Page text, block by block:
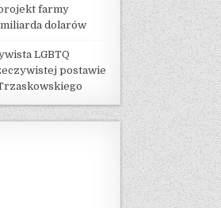
farmy
dolarów
LGBTQ
postawie